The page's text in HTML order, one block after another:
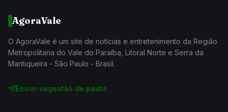
AgoraVale
O AgoraVale é um site de notícias e entretenimento da Região
Metropolitana do Vale do Paraíba, Litoral Norte e Serra da
Mantiqueira - São Paulo - Brasil.
Enviar sugestão de pauta